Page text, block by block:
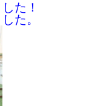
た！
た。